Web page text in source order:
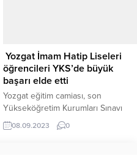
Yozgat İmam Hatip Liseleri
öğrencileri YKS’de büyük
başarı elde etti
Yozgat eğitim camiası, son
Yükseköğretim Kurumları Sınavı
(YKS) sonuçlarından oldukca
memnun. İlde bulunan İmam Hatip
08.09.2023 0